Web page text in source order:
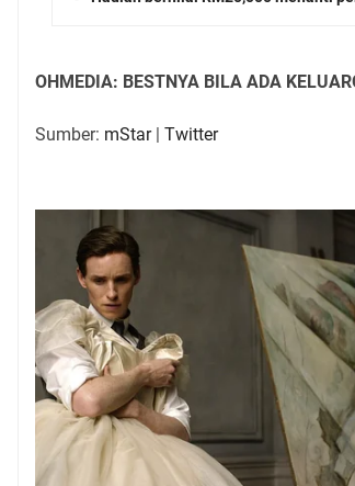
OHMEDIA: BESTNYA BILA ADA
Sumber: mStar| Twitter